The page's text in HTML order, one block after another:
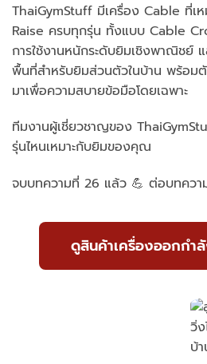
ThaiGymStuff มีเครื่อง Cable ที่เ
Raise ครบทุกรุ่น ทั้งแบบ Cable
การใช้งานหนักระดับยิมเชิงพาณิชย์
พื้นที่สำหรับยิมส่วนตัวในบ้าน พร้อม
มาเพื่อความสบายข้อมือโดยเฉพาะ
ทีมงานผู้เชี่ยวชาญของ
รุ่นไหนเหมาะกับยิมของคุณ
จบบทความที่ 26 แล้ว 💪 ต่อบทควา
ดูสินค้าเครื่องออกกำ